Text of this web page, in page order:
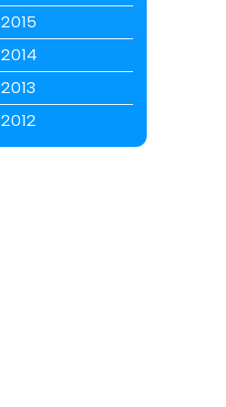
2015
2014
2013
2012